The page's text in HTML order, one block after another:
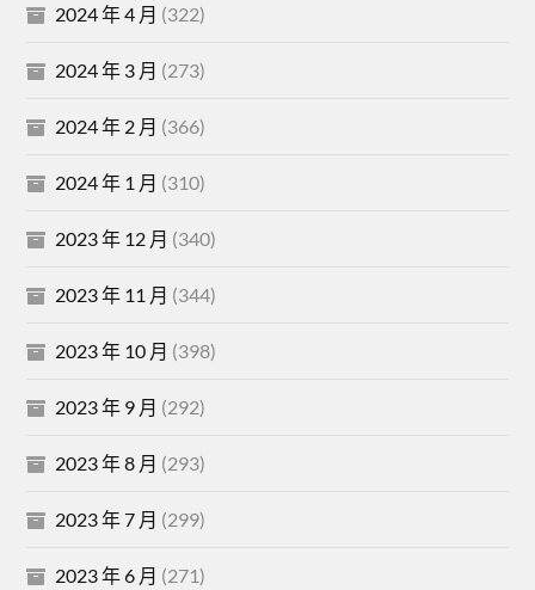
2024 年 4 月 (322)
2024 年 3 月 (273)
2024 年 2 月 (366)
2024 年 1 月 (310)
2023 年 12 月 (340)
2023 年 11 月 (344)
2023 年 10 月 (398)
2023 年 9 月 (292)
2023 年 8 月 (293)
2023 年 7 月 (299)
2023 年 6 月 (271)